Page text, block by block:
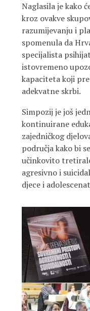
Naglasila je kako
kroz ovakve
razumijevanju i
spomenula da
specijalista
istovremeno
kapaciteta koji
adekvatne skrbi.
Simpozij je još
kontinuirane
zajedničkog
područja kako bi
učinkovito
agresivno i
djece i